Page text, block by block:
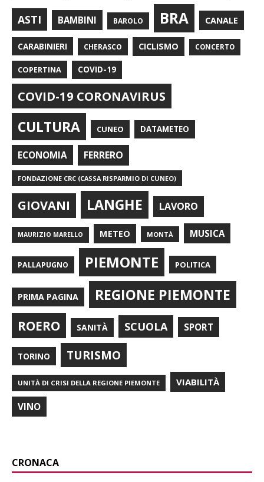
ASTI BAMBINI BAROLO BRA CANALE
CARABINIERI CHERASCO CICLISMO CONCERTO
COPERTINA COVID-19
COVID-19 CORONAVIRUS
CULTURA CUNEO DATAMETEO
ECONOMIA FERRERO
FONDAZIONE CRC (CASSA RISPARMIO DI CUNEO)
GIOVANI LANGHE LAVORO
MAURIZIO MARELLO METEO MONTÀ MUSICA
PALLAPUGNO PIEMONTE POLITICA
PRIMA PAGINA REGIONE PIEMONTE
ROERO SANITÀ SCUOLA SPORT
TORINO TURISMO
UNITÀ DI CRISI DELLA REGIONE PIEMONTE VIABILITÀ
VINO
CRONACA